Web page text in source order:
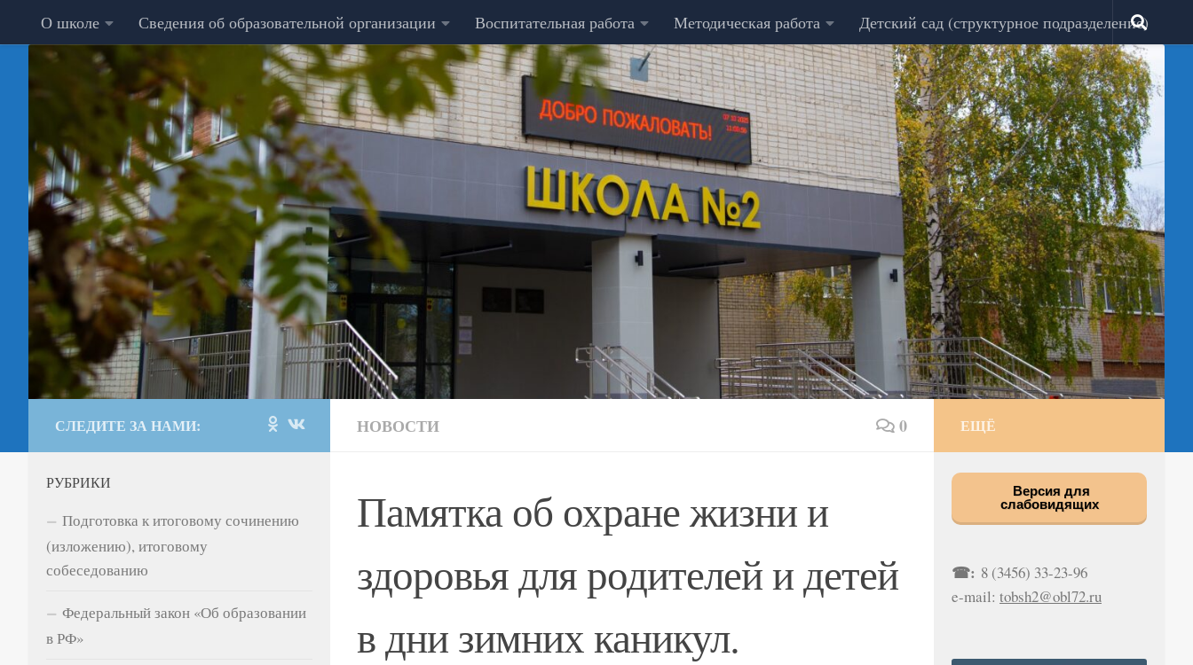
Перейти к содержимому
О школе Сведения об образовательной организации Воспитательная работа Методическая работа Детский сад (структурное подразделение)
НОВОСТИ 0
Памятка об охране жизни и
здоровья для родителей и детей
в дни зимних каникул.
СЛЕДИТЕ ЗА НАМИ:
РУБРИКИ
Подготовка к итоговому сочинению
(изложению), итоговому
собеседованию
Федеральный закон «Об образовании
в РФ»
ЕЩЁ
Версия для
слабовидящих
☎: 8 (3456) 33-23-96
e-mail: tobsh2@obl72.ru